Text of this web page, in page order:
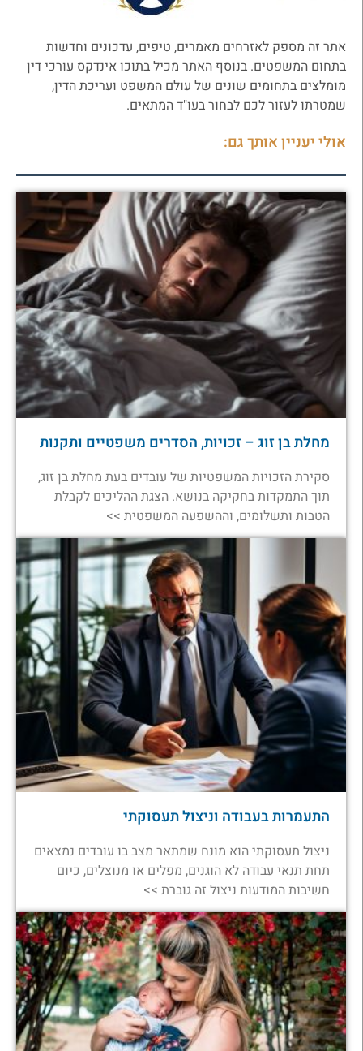
אתר זה מספק לאזרחים מאמרים, טיפים, עדכונים וחדשות
בתחום המשפטים. בנוסף האתר מכיל בתוכו אינדקס עורכי דין
מומלצים בתחומים שונים של עולם המשפט ועריכת הדין,
שמטרתו לעזור לכם לבחור בעו"ד המתאים.
אולי יעניין אותך גם:
מחלת בן זוג – זכויות, הסדרים משפטיים ותקנות
סקירת הזכויות המשפטיות של עובדים בעת מחלת בן זוג,
תוך התמקדות בחקיקה בנושא. הצגת ההליכים לקבלת
הטבות ותשלומים, וההשפעה המשפטית >>
התעמרות בעבודה וניצול תעסוקתי
ניצול תעסוקתי הוא מונח שמתאר מצב בו עובדים נמצאים
תחת תנאי עבודה לא הוגנים, מפלים או מנוצלים, כיום
חשיבות המודעות ניצול זה גוברת >>